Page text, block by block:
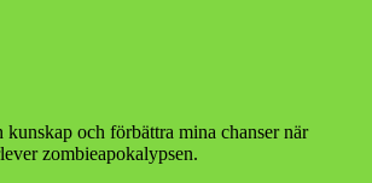
och förbättra mina chanser när
zombieapokalypsen.